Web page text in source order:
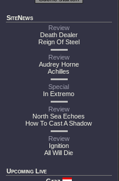
SiteNews
Review
Death Dealer
Reign Of Steel
Review
Audrey Horne
Achilles
Special
In Extremo
Review
North Sea Echoes
How To Cast A Shadow
Review
Ignition
All Will Die
Upcoming Live